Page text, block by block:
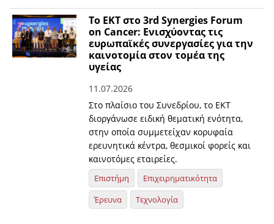
Το ΕΚΤ στο 3rd Synergies Forum
on Cancer: Ενισχύοντας τις
ευρωπαϊκές συνεργασίες για την
καινοτομία στον τομέα της
υγείας
11.07.2026
Στο πλαίσιο του Συνεδρίου, το ΕΚΤ
διοργάνωσε ειδική θεματική ενότητα,
στην οποία συμμετείχαν κορυφαία
ερευνητικά κέντρα, θεσμικοί φορείς και
καινοτόμες εταιρείες.
Επιστήμη
Επιχειρηματικότητα
Έρευνα
Τεχνολογία